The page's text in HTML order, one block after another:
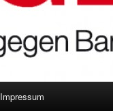
Impressum